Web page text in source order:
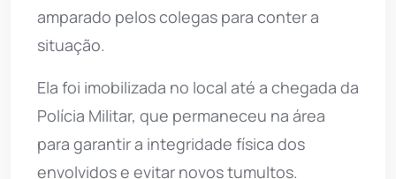
amparado pelos colegas para conter a
situação.
Ela foi imobilizada no local até a chegada da
Polícia Militar, que permaneceu na área
para garantir a integridade física dos
envolvidos e evitar novos tumultos.